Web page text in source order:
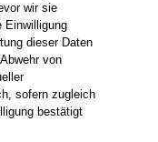
wir sie
Einwilligung
dieser Daten
von
sofern zugleich
bestätigt